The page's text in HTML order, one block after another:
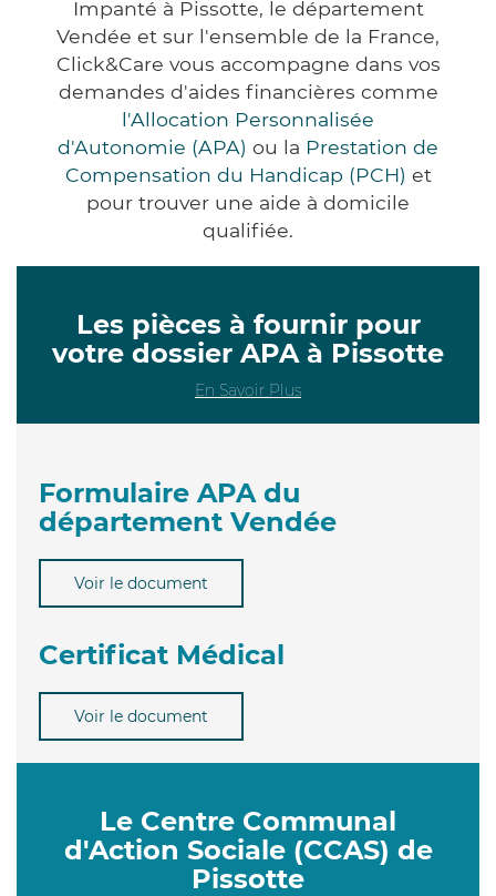
Impanté à Pissotte, le département
Vendée et sur l'ensemble de la France,
Click&Care vous accompagne dans vos
demandes d'aides financières comme
l'Allocation Personnalisée
d'Autonomie (APA) ou la Prestation de
Compensation du Handicap (PCH) et
pour trouver une aide à domicile
qualifiée.
Les pièces à fournir pour
votre dossier APA à Pissotte
En Savoir Plus
Formulaire APA du
département Vendée
Voir le document
Certificat Médical
Voir le document
Le Centre Communal
d'Action Sociale (CCAS) de
Pissotte